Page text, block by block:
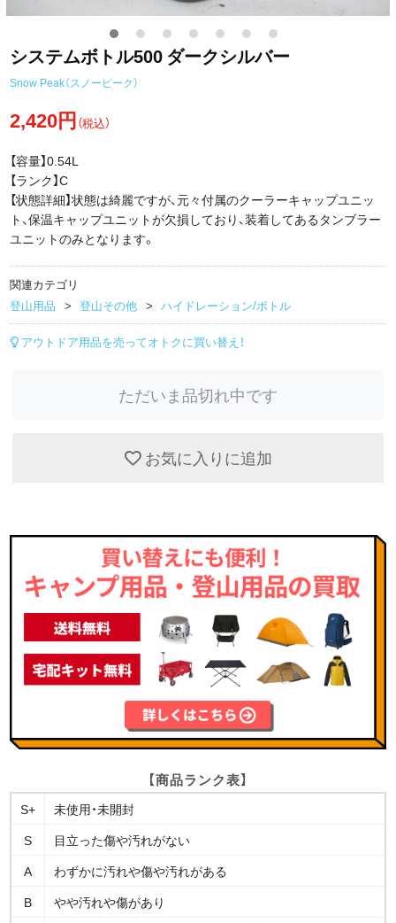
システムボトル500 ダークシルバー
Snow Peak（スノーピーク）
2,420円（税込）
【容量】0.54L
【ランク】C
【状態詳細】状態は綺麗ですが、元々付属のクーラーキャップユニッ
ト、保温キャップユニットが欠損しており、装着してあるタンブラー
ユニットのみとなります。
関連カテゴリ
登山用品
登山その他 ハイドレーション/ボトル
アウトドア用品を売ってオトクに買い替え！
ただいま品切れ中です
お気に入りに追加
【商品ランク表】
S+
未使用・未開封
S
目立った傷や汚れがない
A
わずかに汚れや傷や汚れがある
B
やや汚れや傷があり